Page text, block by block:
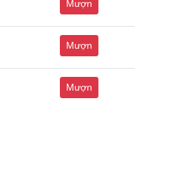
Mượn
Mượn
Mượn